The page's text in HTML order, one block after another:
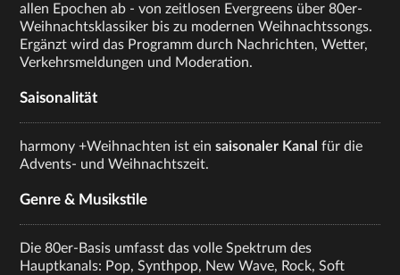
allen Epochen ab - von zeitlosen Evergreens über 80er-
Weihnachtsklassiker bis zu modernen Weihnachtssongs.
Ergänzt wird das Programm durch Nachrichten, Wetter,
Verkehrsmeldungen und Moderation.
Saisonalität
harmony +Weihnachten ist einsaisonaler Kanal für die
Advents- und Weihnachtszeit.
Genre & Musikstile
Die 80er-Basis umfasst das volle Spektrum des
Hauptkanals: Pop, Synthpop, New Wave, Rock, Soft